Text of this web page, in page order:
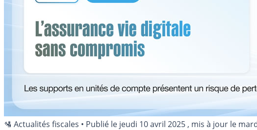
🛂 Actualités fiscales • Publié le jeudi 10 avril 2025 , mis à jour le